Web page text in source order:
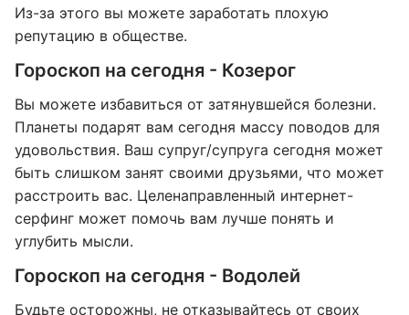
Из-за этого вы можете заработать плохую
репутацию в обществе.
Гороскоп на сегодня - Козерог
Вы можете избавиться от затянувшейся болезни.
Планеты подарят вам сегодня массу поводов для
удовольствия. Ваш супруг/супруга сегодня может
быть слишком занят своими друзьями, что может
расстроить вас. Целенаправленный интернет-
серфинг может помочь вам лучше понять и
углубить мысли.
Гороскоп на сегодня - Водолей
Будьте осторожны, не отказывайтесь от своих